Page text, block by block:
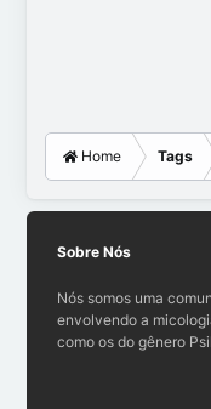
Home Tags
Sobre Nós
Nós somos uma
envolvendo a
como os do gênero